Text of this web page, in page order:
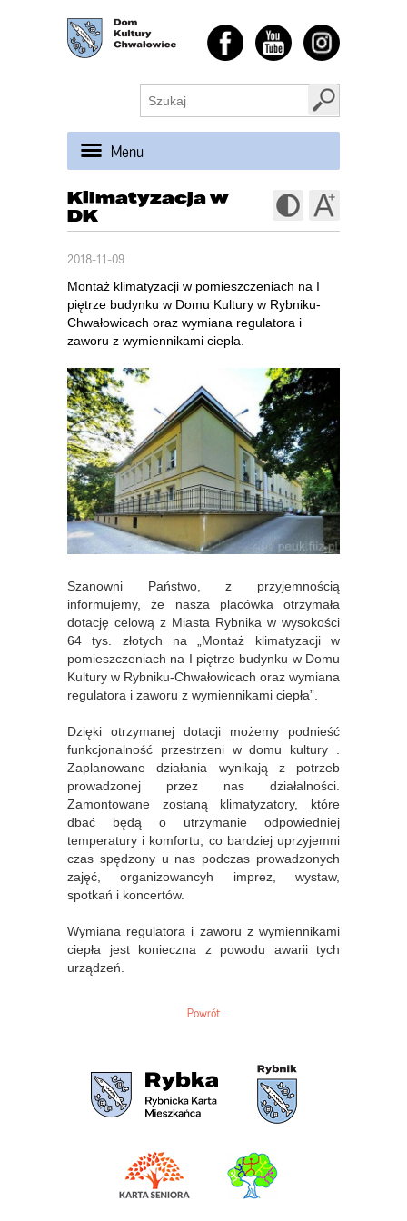
Menu
Klimatyzacja w
DK
2018-11-09
Montaż klimatyzacji w pomieszczeniach na I
piętrze budynku w Domu Kultury w Rybniku-
Chwałowicach oraz wymiana regulatora i
zaworu z wymiennikami ciepła.
Szanowni Państwo, z przyjemnością
informujemy, że nasza placówka otrzymała
dotację celową z Miasta Rybnika w wysokości
64 tys. złotych na „Montaż klimatyzacji w
pomieszczeniach na I piętrze budynku w Domu
Kultury w Rybniku-Chwałowicach oraz wymiana
regulatora i zaworu z wymiennikami ciepła”.
Dzięki otrzymanej dotacji możemy podnieść
funkcjonalność przestrzeni w domu kultury .
Zaplanowane działania wynikają z potrzeb
prowadzonej przez nas działalności.
Zamontowane zostaną klimatyzatory, które
dbać będą o utrzymanie odpowiedniej
temperatury i komfortu, co bardziej uprzyjemni
czas spędzony u nas podczas prowadzonych
zajęć, organizowancyh imprez, wystaw,
spotkań i koncertów.
Wymiana regulatora i zaworu z wymiennikami
ciepła jest konieczna z powodu awarii tych
urządzeń.
Powrót